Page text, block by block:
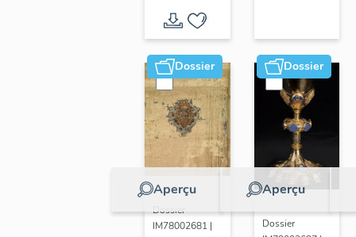
Dossier
Aperçu
Dossier
IM78002681 |
Dossier
Aperçu
Dossier